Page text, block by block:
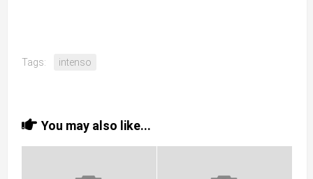
Tags: intenso
You may also like...